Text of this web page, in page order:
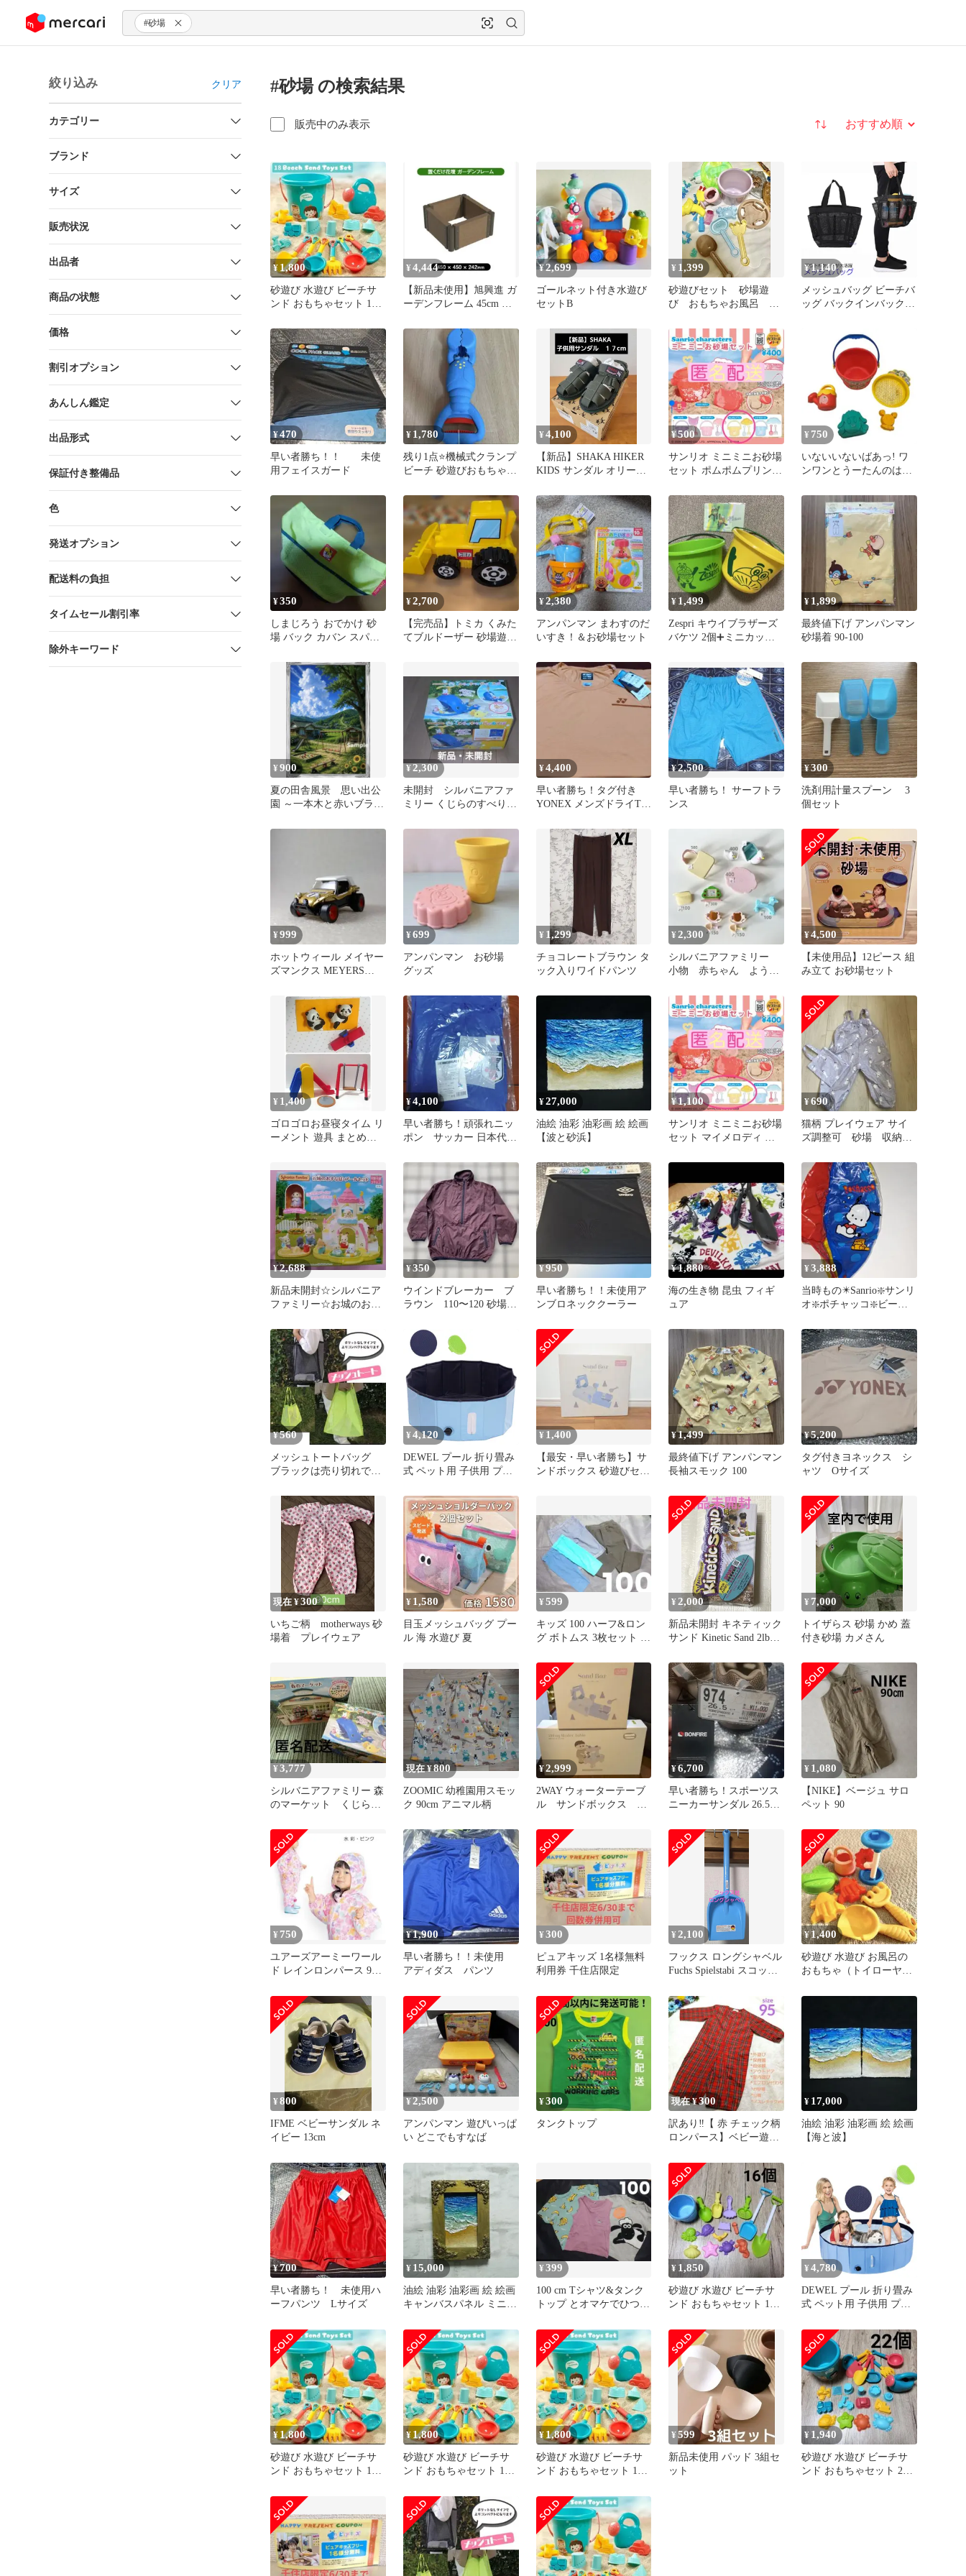
ツにスキップ #砂場
絞り込み クリア
カテゴリー
ブランド
サイズ
販売状況
出品者
商品の状態
価格
割引オプション
あんしん鑑定
出品形式
保証付き整備品
色
発送オプション
配送料の負担
タイムセール割引率
除外キーワード
#砂場 の検索結果
販売中のみ表示 並び替え
¥ 1,800
砂遊び 水遊び ビーチサ
ンド おもちゃセット 18
¥ 4,444
【新品未使用】旭興進 ガ
ーデンフレーム 45cm 花
¥2,699
ゴールネット付き水遊び
セットB
¥ 1,399
砂遊びセット 砂場遊
び おもちゃお風呂 ビ
み 匿名配送
¥1,140
メッシュバッグ ビーチバ
ッグ バックインバック
¥470
早い者勝ち！！ 未使
用フェイスガード
¥ 1,780
残り1点⭐️機械式クランプ
ビーチ 砂遊びおもちゃ
¥4,100
【新品】SHAKA HIKER
KIDS サンダル オリーブ
¥500
サンリオ ミニミニお砂場
セット ポムポムプリン
¥ 750
いないいないばあっ! ワ
ンワンとうーたんのはじ
¥350
しまじろう おでかけ 砂
場 バック カバン スパバ
¥2,700
【完売品】トミカ くみた
てブルドーザー 砂場遊び
¥2,380
アンパンマン まわすのだ
いすき！＆お砂場セット
¥ 1,499
Zespri キウイブラザーズ
バケツ 2個➕ミニカッテ
¥ 1,899
最終値下げ アンパンマン
砂場着 90-100
¥900
夏の田舎風景 思い出公
園 ～一本木と赤いブラン
¥ 2,300
未開封 シルバニアファ
ミリー くじらのすべり台
¥4,400
早い者勝ち！タグ付き
YONEX メンズドライTシ
¥2,500
早い者勝ち！ サーフトラ
ンス
¥300
洗剤用計量スプーン 3
個セット
¥999
ホットウィール メイヤー
ズマンクス MEYERS
¥699
アンパンマン お砂場
グッズ
¥ 1,299
チョコレートブラウン タ
ック入りワイドパンツ
¥2,300
シルバニアファミリー
小物 赤ちゃん ようち
り まとめ売り
¥4,500
【未使用品】12ピース 組
み立て お砂場セット
¥ 1,400
ゴロゴロお昼寝タイム リ
ーメント 遊具 まとめ売
¥4,100
早い者勝ち！頑張れニッ
ポン サッカー 日本代表
¥27,000
油絵 油彩 油彩画 絵 絵画
【波と砂浜】
¥1,100
サンリオ ミニミニお砂場
セット マイメロディ ポ
ット
¥690
猫柄 プレイウェア サイ
ズ調整可 砂場 収納袋
¥2,688
新品未開封☆シルバニア
ファミリー☆お城のおす
ーラウサギ
¥350
ウインドブレーカー ブ
ラウン 110〜120 砂場あ
¥950
早い者勝ち！！未使用ア
ンブロネッククーラー
¥1,880
海の生き物 昆虫 フィギ
ュア
¥3,888
当時もの✴️Sanrio❇️サンリ
オ❇️ポチャッコ❇️ビーチ
¥560
メッシュトートバッグ
ブラックは売り切れで
ア 軽量
¥ 4,120
DEWEL プール 折り畳み
式 ペット用 子供用 プー
移動しやすい 持運び便利
空気入れ不要 排水簡単
PVC複合素材 耐久性優れ
ポー【直径80cm × 高さ
30cm】
¥ 1,400
【最安・早い者勝ち】サ
ンドボックス 砂遊びセッ
¥1,499
最終値下げ アンパンマン
長袖スモック 100
¥5,200
タグ付きヨネックス シ
ャツ Oサイズ
現在 ¥300
いちご柄 motherways 砂
場着 プレイウェア
¥ 1,580
目玉メッシュバッグ プー
ル 海 水遊び 夏
¥599
キッズ 100 ハーフ&ロン
グ ボトムス 3枚セット ズ
¥ 2,000
新品未開封 キネティック
サンド Kinetic Sand 2lb
¥ 7,000
トイザらス 砂場 かめ 蓋
付き砂場 カメさん
¥3,777
シルバニアファミリー 森
のマーケット くじらの
現在 ¥800
ZOOMIC 幼稚園用スモッ
ク 90cm アニマル柄
¥2,999
2WAY ウォーターテーブ
ル サンドボックス ス
¥6,700
早い者勝ち！スポーツス
ニーカーサンダル 26.5cm
¥ 1,080
【NIKE】ベージュ サロ
ペット 90
¥ 750
ユアーズアーミーワール
ド レインロンパース 90
¥1,900
早い者勝ち！！未使用
アディダス パンツ
¥300
ピュアキッズ 1名様無料
利用券 千住店限定
¥2,100
フックス ロングシャベル
Fuchs Spielstabi スコップ
¥1,400
砂遊び 水遊び お風呂の
おもちゃ（トイローヤル
¥800
IFME ベビーサンダル ネ
イビー 13cm
¥2,500
アンパンマン 遊びいっぱ
い どこでもすなば
¥300
タンクトップ
現在 ¥300
訳あり‼️【 赤 チェック柄
ロンパース】ベビー遊び
外
¥ 17,000
油絵 油彩 油彩画 絵 絵画
【海と波】
¥700
早い者勝ち！ 未使用ハ
ーフパンツ Lサイズ
¥ 15,000
油絵 油彩 油彩画 絵 絵画
キャンバスパネル ミニ絵
¥399
100 cm Tシャツ&タンク
トップ とオマケでひつじ
¥ 1,850
砂遊び 水遊び ビーチサ
ンド おもちゃセット 16
¥ 4,780
DEWEL プール 折り畳み
式 ペット用 子供用 プー
移動しやすい 持運び便利
空気入れ不要 排水簡単
PVC複合素材 耐久性優れ
ポ【直径120cm × 高さ
30cm】
¥ 1,800
砂遊び 水遊び ビーチサ
ンド おもちゃセット 18
¥ 1,800
砂遊び 水遊び ビーチサ
ンド おもちゃセット 18
¥ 1,800
砂遊び 水遊び ビーチサ
ンド おもちゃセット 18
¥599
新品未使用 パッド 3組セ
ット
¥ 1,940
砂遊び 水遊び ビーチサ
ンド おもちゃセット 22